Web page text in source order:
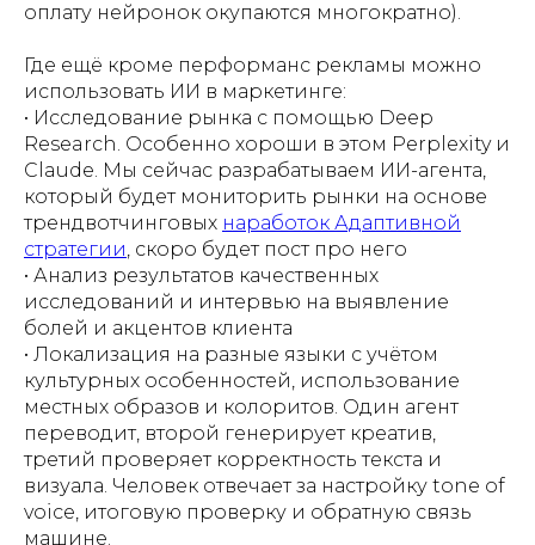
оплату нейронок окупаются многократно).
Где ещё кроме перформанс рекламы можно
использовать ИИ в маркетинге:
• Исследование рынка с помощью Deep
Research. Особенно хороши в этом Perplexity и
Claude. Мы сейчас разрабатываем ИИ-агента,
который будет мониторить рынки на основе
трендвотчинговых наработок Адаптивной
стратегии, скоро будет пост про него
• Анализ результатов качественных
исследований и интервью на выявление
болей и акцентов клиента
• Локализация на разные языки с учётом
культурных особенностей, использование
местных образов и колоритов. Один агент
переводит, второй генерирует креатив,
третий проверяет корректность текста и
визуала. Человек отвечает за настройку tone of
voice, итоговую проверку и обратную связь
машине.